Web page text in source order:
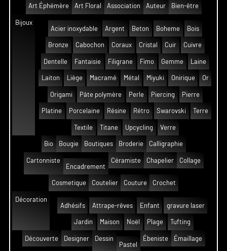
Art Éphémère Art Floral Association Auteur Bien-être
Bijoux
Acier inoxydable
Argent Beton Boheme Bois
Bronze Cabochon Coraux Cristal Cuir Cuivre
Dentelle Fantaisie Filigrane Fimo Gemme Laine
Laiton Liège Macramé Métal Miyuki Onirique Or
Origami Pâte polymère Perle Piercing Pierre
Platine Porcelaine Résine Rétro Swarovski Terre
Textile Titane Upcycling Verre
Bio Bougie Boutiques Broderie Calligraphie
Cartonniste
Encadrement
Céramiste Chapelier Collage
Cosmetique Coutelier Couture Crochet
Décoration
Adhésifs
Attrape-rêves Enfant gravure laser
Jardin Maison Noël Plage Tufting
Découverte Designer
Dessin
Pastel
Ébeniste Émaillage